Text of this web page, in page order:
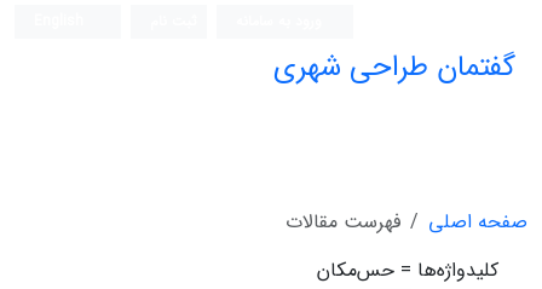
گفتمان طراحی شهری
صفحه اصلی
فهرست مقالات
کلیدواژه‌ها = حس‌مکان